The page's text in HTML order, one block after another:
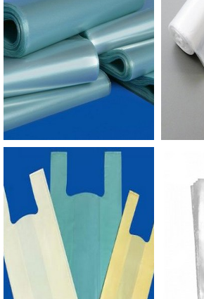
FECHO TIPO ZIP LOCK DE ALTA
Empório do Plástico passou a
produção com fábricas ainda mais
custos reduzidos. Aumentando, assim,
sacos a pronta entrega e venda
em pequenas quantidades. Para
informações, basta solicitar um